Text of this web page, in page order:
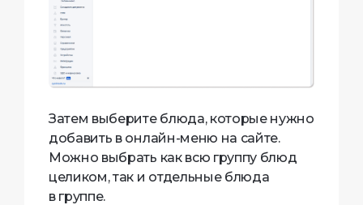
Затем выберите блюда, которые нужно
добавить в онлайн-меню на сайте.
Можно выбрать как всю группу блюд
целиком, так и отдельные блюда
в группе.